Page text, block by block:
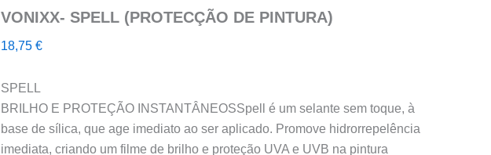
VONIXX- SPELL (PROTECÇÃO DE PINTURA)
18,75 €
SPELL
BRILHO E PROTEÇÃO INSTANTÂNEOSSpell é um selante sem toque, à
base de sílica, que age imediato ao ser aplicado. Promove hidrorrepelência
imediata, criando um filme de brilho e proteção UVA e UVB na pintura